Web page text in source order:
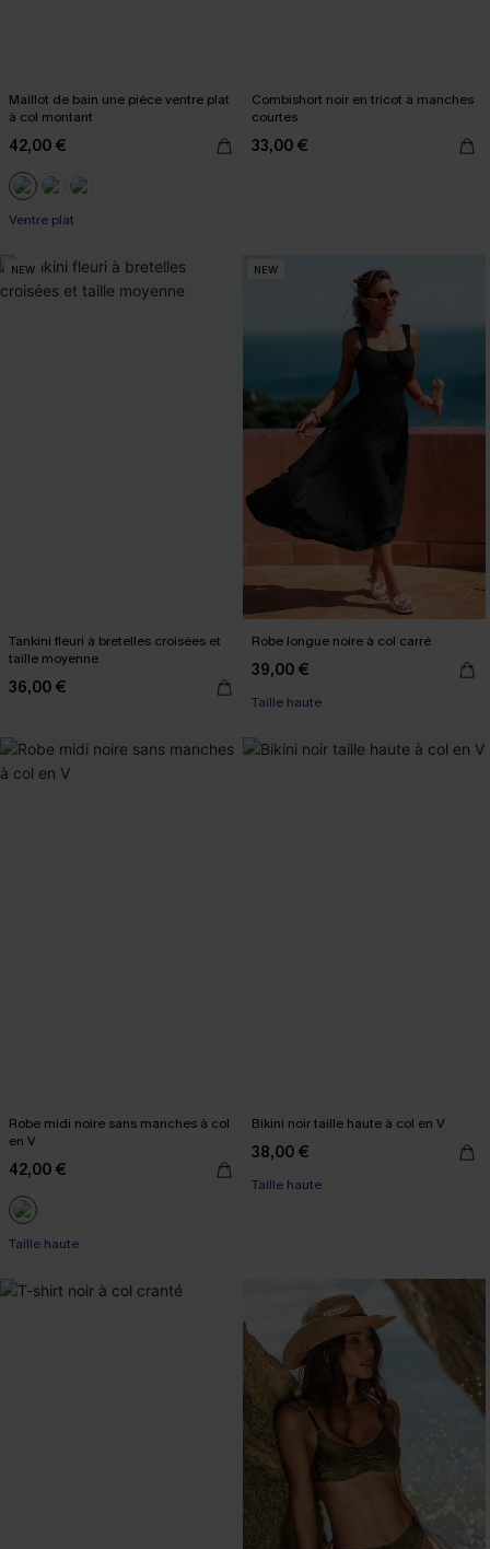
Maillot de bain une pièce ventre plat
à col montant
42,00 €
Ventre plat
Combishort noir en tricot à manches
courtes
33,00 €
NEW
Tankini fleuri à bretelles croisées et
taille moyenne
36,00 €
NEW
Robe longue noire à col carré
39,00 €
Taille haute
Robe midi noire sans manches à col
en V
42,00 €
Taille haute
Bikini noir taille haute à col en V
38,00 €
Taille haute